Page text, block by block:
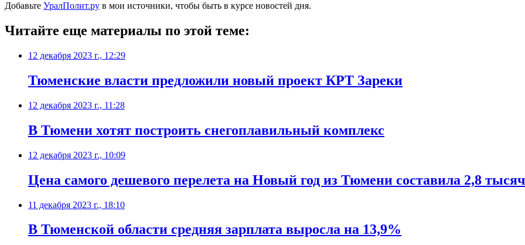
Добавьте УралПолит.ру в мои источники, чтобы быть в курсе новостей дня.
Читайте еще материалы по этой теме:
12 декабря 2023 г., 12:29
Тюменские власти предложили новый проект КРТ Зареки
12 декабря 2023 г., 11:28
В Тюмени хотят построить снегоплавильный комплекс
12 декабря 2023 г., 10:09
Цена самого дешевого перелета на Новый год из Тюмени составила 2,8
11 декабря 2023 г., 18:10
В Тюменской области средняя зарплата выросла на 13,9%